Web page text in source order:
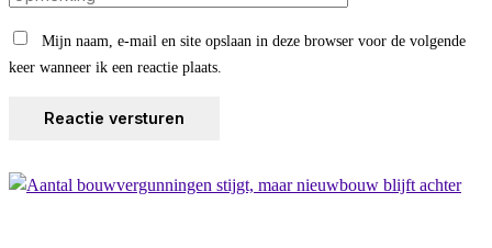
Mijn naam, e-mail en site opslaan in deze browser voor de volgende
keer wanneer ik een reactie plaats.